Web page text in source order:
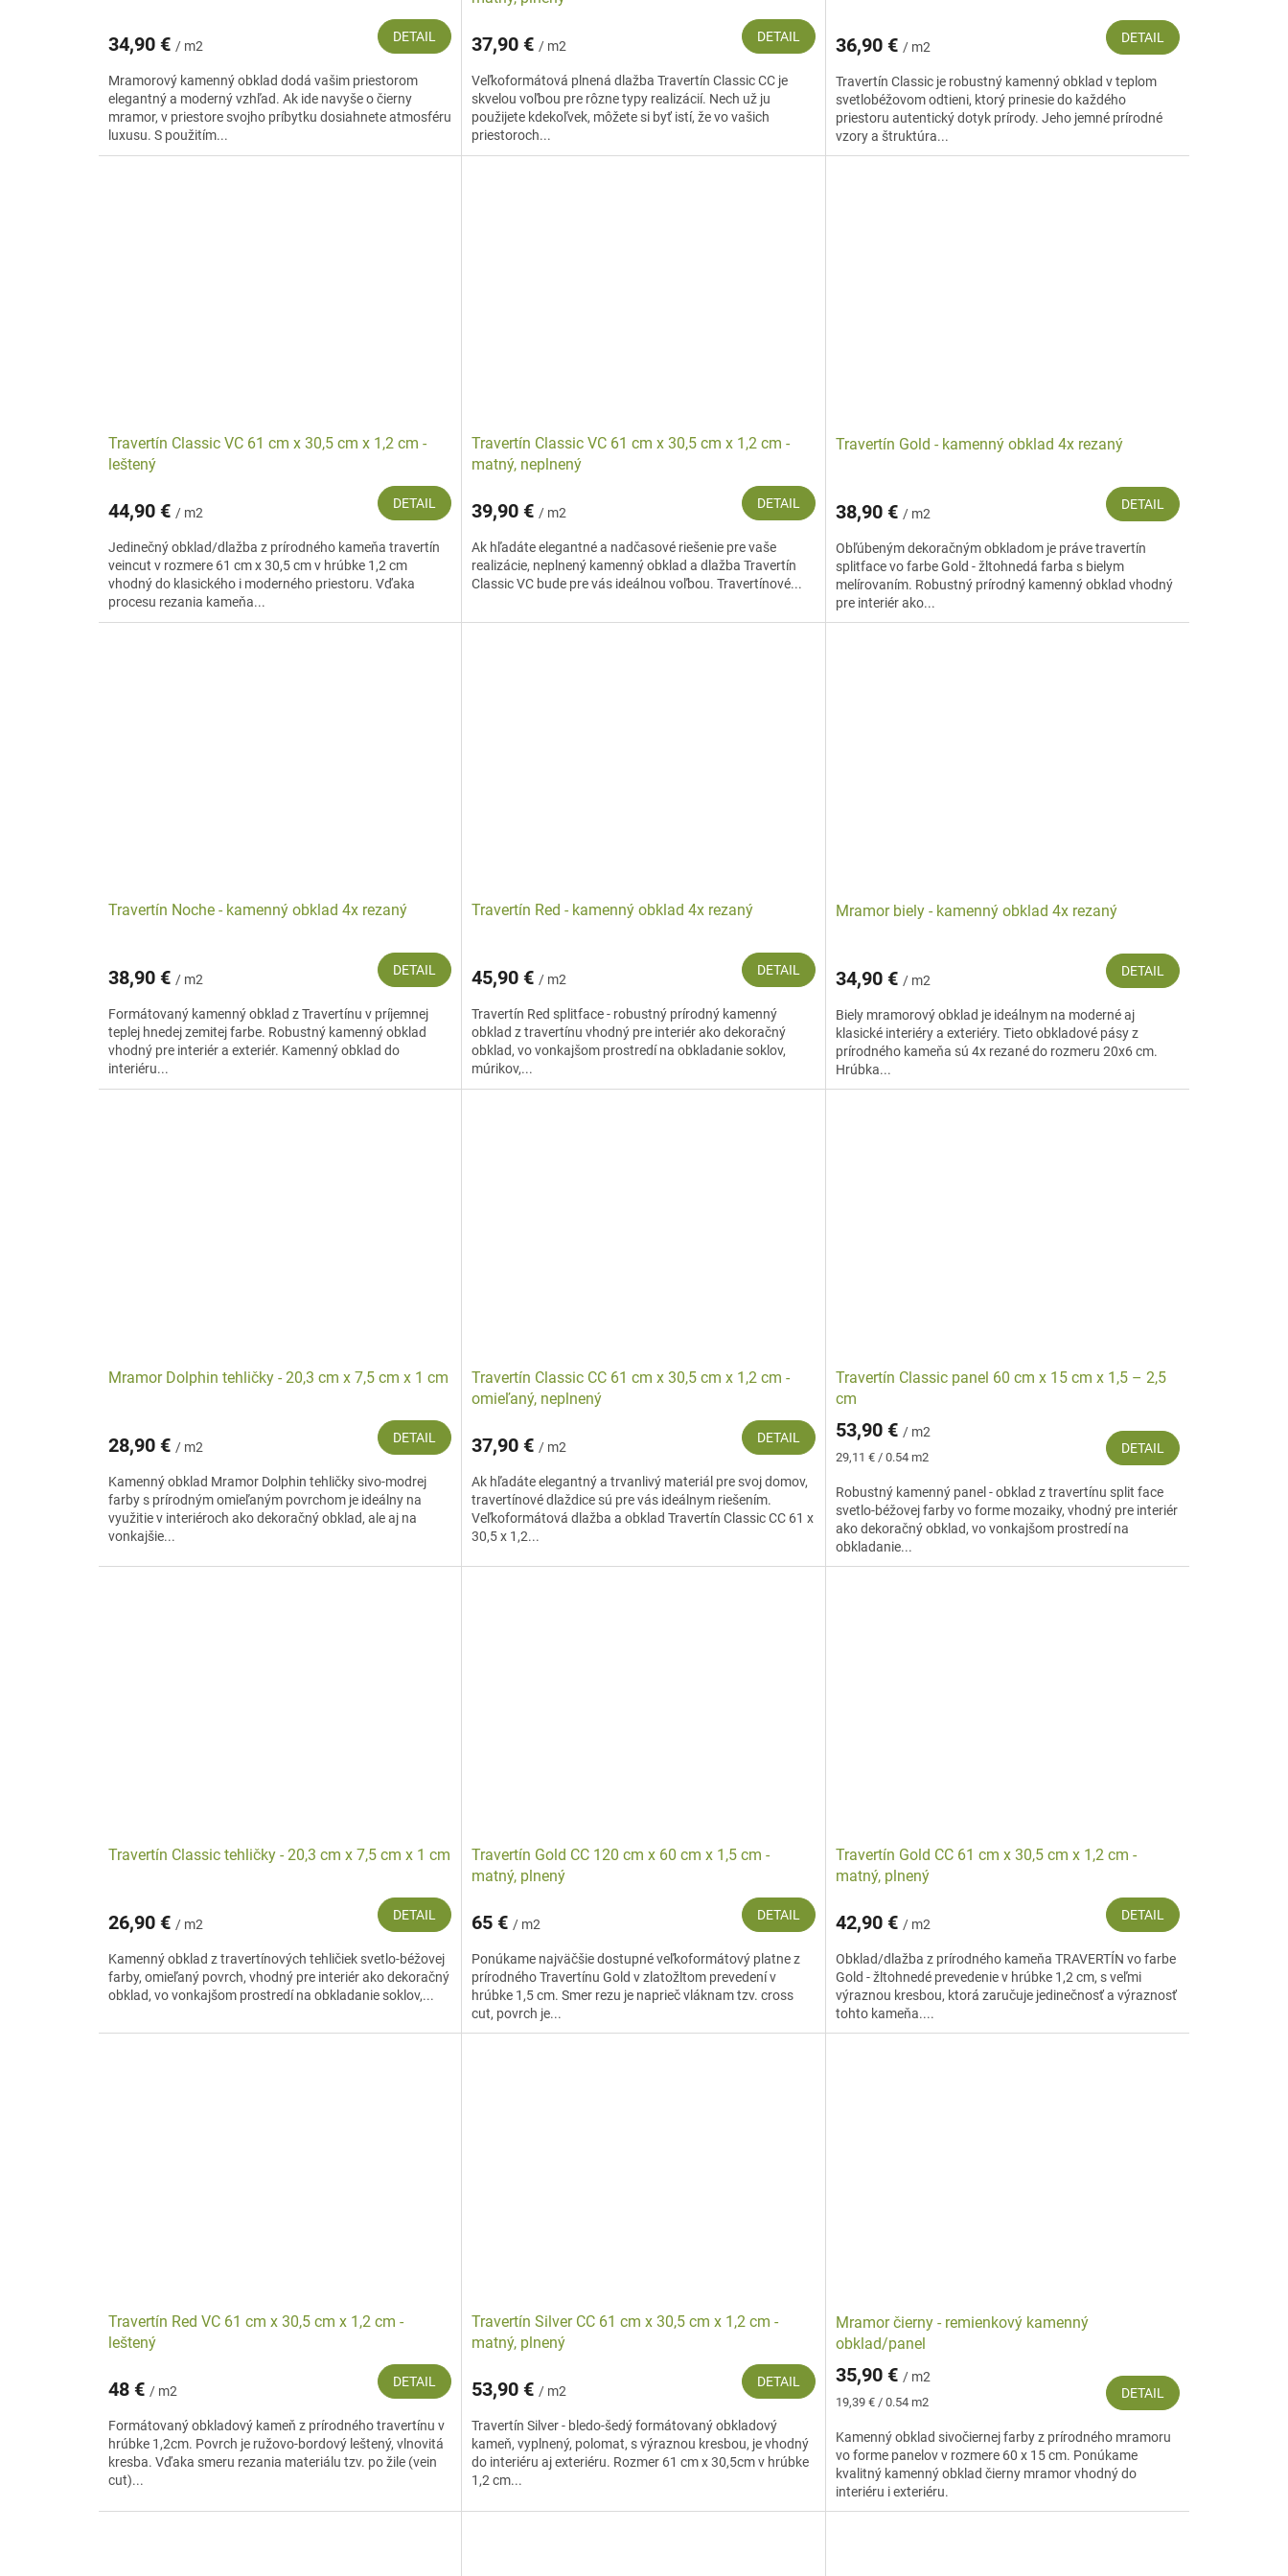
34,90 € / m2
DETAIL
Mramorový kamenný obklad dodá vašim priestorom
elegantný a moderný vzhľad. Ak ide navyše o čierny
mramor, v priestore svojho príbytku dosiahnete atmosféru
luxusu. S použitím...
37,90 €/ m2
DETAIL
Veľkoformátová plnená dlažba Travertín Classic CC je
skvelou voľbou pre rôzne typy realizácií. Nech už ju
použijete kdekoľvek, môžete si byť istí, že vo vašich
priestoroch...
36,90 € / m2
DETAIL
Travertín Classic je robustný kamenný obklad v teplom
svetlobéžovom odtieni, ktorý prinesie do každého
priestoru autentický dotyk prírody. Jeho jemné prírodné
vzory a štruktúra...
Travertín Classic VC 61 cm x 30,5 cm x 1,2 cm -
leštený
44,90 € / m2
DETAIL
Jedinečný obklad/dlažba z prírodného kameňa travertín
veincut v rozmere 61 cm x 30,5 cm v hrúbke 1,2 cm
vhodný do klasického i moderného priestoru. Vďaka
procesu rezania kameňa...
Travertín Classic VC 61 cm x 30,5 cm x 1,2 cm -
matný, neplnený
39,90 €/ m2
DETAIL
Ak hľadáte elegantné a nadčasové riešenie pre vaše
realizácie, neplnený kamenný obklad a dlažba Travertín
Classic VC bude pre vás ideálnou voľbou. Travertínové...
Travertín Gold - kamenný obklad 4x rezaný
38,90 € / m2
DETAIL
Obľúbeným dekoračným obkladom je práve travertín
splitface vo farbe Gold - žltohnedá farba s bielym
melírovaním. Robustný prírodný kamenný obklad vhodný
pre interiér ako...
Travertín Noche - kamenný obklad 4x rezaný
38,90 € / m2
DETAIL
Formátovaný kamenný obklad z Travertínu v príjemnej
teplej hnedej zemitej farbe. Robustný kamenný obklad
vhodný pre interiér a exteriér. Kamenný obklad do
interiéru...
Travertín Red - kamenný obklad 4x rezaný
45,90 €/ m2
DETAIL
Travertín Red splitface - robustný prírodný kamenný
obklad z travertínu vhodný pre interiér ako dekoračný
obklad, vo vonkajšom prostredí na obkladanie soklov,
múrikov,...
Mramor biely - kamenný obklad 4x rezaný
34,90 € / m2
DETAIL
Biely mramorový obklad je ideálnym na moderné aj
klasické interiéry a exteriéry. Tieto obkladové pásy z
prírodného kameňa sú 4x rezané do rozmeru 20x6 cm.
Hrúbka...
Mramor Dolphin tehličky - 20,3 cm x 7,5 cm x 1 cm
28,90 € / m2
DETAIL
Kamenný obklad Mramor Dolphin tehličky sivo-modrej
farby s prírodným omieľaným povrchom je ideálny na
využitie v interiéroch ako dekoračný obklad, ale aj na
vonkajšie...
Travertín Classic CC 61 cm x 30,5 cm x 1,2 cm -
omieľaný, neplnený
37,90 € / m2
DETAIL
Ak hľadáte elegantný a trvanlivý materiál pre svoj domov,
travertínové dlaždice sú pre vás ideálnym riešením.
Veľkoformátová dlažba a obklad Travertín Classic CC 61 x
30,5 x 1,2...
Travertín Classic panel 60 cm x 15 cm x 1,5 – 2,5
cm
53,90 € / m2
Jednotková
29,11 € / 0.54 m2
DETAIL
Robustný kamenný panel - obklad z travertínu split face
svetlo-béžovej farby vo forme mozaiky, vhodný pre interiér
ako dekoračný obklad, vo vonkajšom prostredí na
obkladanie...
Travertín Classic tehličky - 20,3 cm x 7,5 cm x 1 cm
26,90 € / m2
DETAIL
Kamenný obklad z travertínových tehličiek svetlo-béžovej
farby, omieľaný povrch, vhodný pre interiér ako dekoračný
obklad, vo vonkajšom prostredí na obkladanie soklov,...
Travertín Gold CC 120 cm x 60 cm x 1,5 cm -
matný, plnený
65 € / m2
DETAIL
Ponúkame najväčšie dostupné veľkoformátový platne z
prírodného Travertínu Gold v zlatožltom prevedení v
hrúbke 1,5 cm. Smer rezu je naprieč vláknam tzv. cross
cut, povrch je...
Travertín Gold CC 61 cm x 30,5 cm x 1,2 cm -
matný, plnený
42,90 € / m2
DETAIL
Obklad/dlažba z prírodného kameňa TRAVERTÍN vo farbe
Gold - žltohnedé prevedenie v hrúbke 1,2 cm, s veľmi
výraznou kresbou, ktorá zaručuje jedinečnosť a výraznosť
tohto kameňa....
Travertín Red VC 61 cm x 30,5 cm x 1,2 cm -
leštený
48 € / m2
DETAIL
Formátovaný obkladový kameň z prírodného travertínu v
hrúbke 1,2cm. Povrch je ružovo-bordový leštený, vlnovitá
kresba. Vďaka smeru rezania materiálu tzv. po žile (vein
cut)...
Travertín Silver CC 61 cm x 30,5 cm x 1,2 cm -
matný, plnený
53,90 €/ m2
DETAIL
Travertín Silver - bledo-šedý formátovaný obkladový
kameň, vyplnený, polomat, s výraznou kresbou, je vhodný
do interiéru aj exteriéru. Rozmer 61 cm x 30,5cm v hrúbke
1,2 cm...
Mramor čierny - remienkový kamenný
obklad/panel
35,90 € / m2
Jednotková
19,39 € / 0.54 m2
DETAIL
Kamenný obklad sivočiernej farby z prírodného mramoru
vo forme panelov v rozmere 60 x 15 cm. Ponúkame
kvalitný kamenný obklad čierny mramor vhodný do
interiéru i exteriéru.